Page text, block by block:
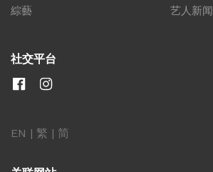
綜藝
艺人新闻
社交平台
EN | 繁 | 简